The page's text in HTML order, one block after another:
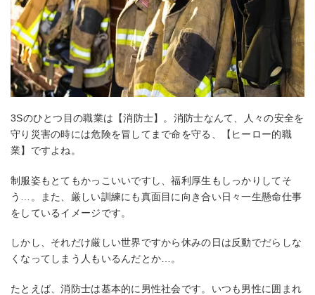
3Sのひとつ目の職業は【消防士】。消防士なんて、人々の安全を
守り災害の時には危険を冒してまで命を守る、【ヒーロー的職
業】ですよね。
制服姿もとてもかっこいいですし、福利厚生もしっかりしてそ
う…。また、厳しい訓練にも真面目に向き合い日々一生懸命仕事
をしているイメージです。
しかし、それだけ厳しい世界ですから休みの日は反動でだらしな
くなってしまう人もいるんだとか…。
たとえば、消防士は基本的に男性社会です。いつも男性に囲まれ